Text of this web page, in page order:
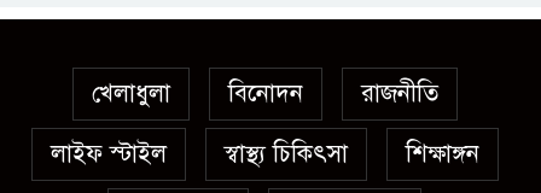
অস্ত্র উদ্ধারে ডেভিড ইমনসহ ৫
পুলিশ
সেনবাগে নতুন গ্যাস কূপের খনন
শুরু, মিলতে পারে দৈনিক ৫-৭
খেলাধুলা বিনোদন
রাজনীতি
লাইফ স্টাইল
স্বাস্থ্য চিকিৎসা
শিক্ষাঙ্গন